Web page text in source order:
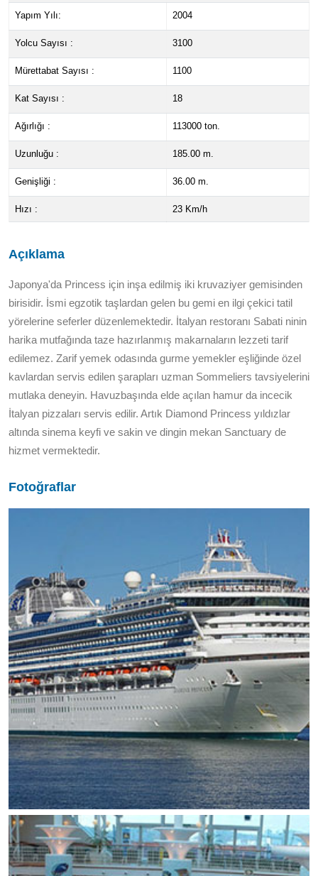
Yapım Yılı: 2004
Yolcu Sayısı : 3100
Mürettabat Sayısı : 1100
Kat Sayısı : 18
Ağırlığı : 113000 ton.
Uzunluğu : 185.00 m.
Genişliği : 36.00 m.
Hızı : 23 Km/h
Açıklama
Japonya'da Princess için inşa edilmiş iki kruvaziyer gemisinden
birisidir. İsmi egzotik taşlardan gelen bu gemi en ilgi çekici tatil
yörelerine seferler düzenlemektedir. İtalyan restoranı Sabati ninin
harika mutfağında taze hazırlanmış makarnaların lezzeti tarif
edilemez. Zarif yemek odasında gurme yemekler eşliğinde özel
kavlardan servis edilen şarapları uzman Sommeliers tavsiyelerini
mutlaka deneyin. Havuzbaşında elde açılan hamur da incecik
İtalyan pizzaları servis edilir. Artık Diamond Princess yıldızlar
altında sinema keyfi ve sakin ve dingin mekan Sanctuary de
hizmet vermektedir.
Fotoğraflar